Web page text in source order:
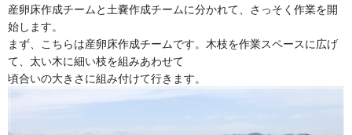
産卵床作成チームと土嚢作成チームに分かれて、さっそく作業を開
始します。
まず、こちらは産卵床作成チームです。木枝を作業スペースに広げ
て、太い木に細い枝を組みあわせて
頃合いの大きさに組み付けて行きます。